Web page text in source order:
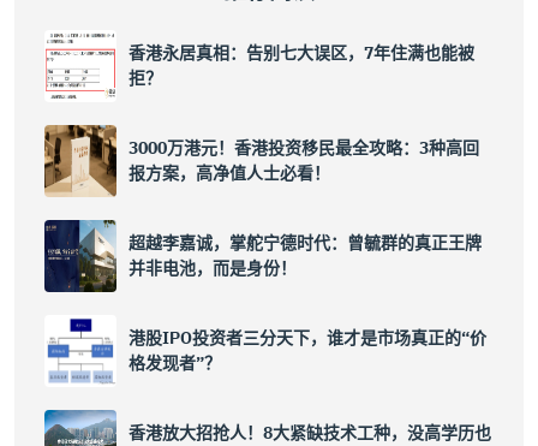
香港永居真相：告别七大误区，7年住满也能被
拒？
3000万港元！香港投资移民最全攻略：3种高回
报方案，高净值人士必看！
超越李嘉诚，掌舵宁德时代：曾毓群的真正王牌
并非电池，而是身份！
港股IPO投资者三分天下，谁才是市场真正的“价
格发现者”？
香港放大招抢人！8大紧缺技术工种，没高学历也